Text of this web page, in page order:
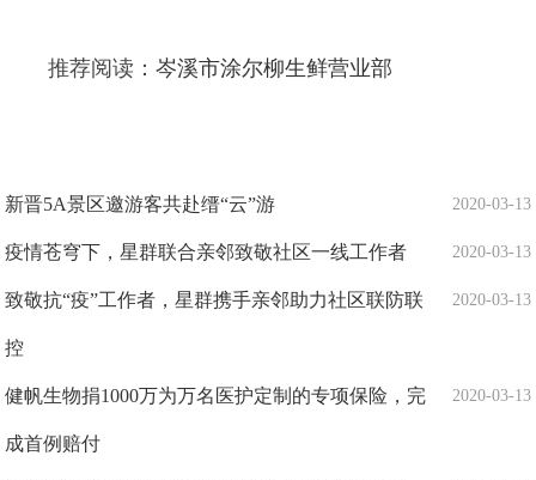
推荐阅读：岑溪市涂尔柳生鲜营业部
2020-03-13
新晋5A景区邀游客共赴缙“云”游
2020-03-13
疫情苍穹下，星群联合亲邻致敬社区一线工作者
2020-03-13
致敬抗“疫”工作者，星群携手亲邻助力社区联防联
控
2020-03-13
健帆生物捐1000万为万名医护定制的专项保险，完
成首例赔付